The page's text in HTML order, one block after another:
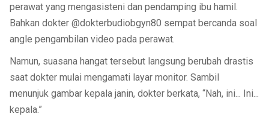
perawat yang mengasisteni dan pendamping ibu hamil.
Bahkan dokter @dokterbudiobgyn80 sempat bercanda soal
angle pengambilan video pada perawat.
Namun, suasana hangat tersebut langsung berubah drastis
saat dokter mulai mengamati layar monitor. Sambil
menunjuk gambar kepala janin, dokter berkata, “Nah, ini... Ini...
kepala.”